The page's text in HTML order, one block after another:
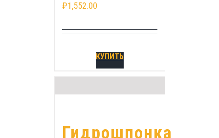
₽1,552.00
КУПИТЬ
Гидрошпонка